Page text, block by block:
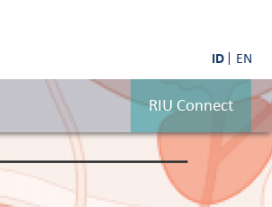
ID EN
RIU Connect